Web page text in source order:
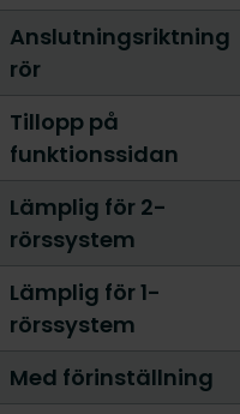
Anslutningsriktning
rör
Tillopp på
funktionssidan
Lämplig för 2-
rörssystem
Lämplig för 1-
rörssystem
Med förinställning